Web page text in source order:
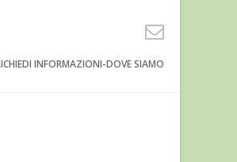
INFORMAZIONI-DOVE SIAMO